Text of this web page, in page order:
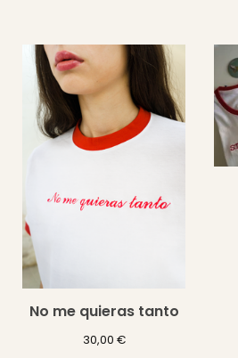
No me quieras tanto
30,00 €